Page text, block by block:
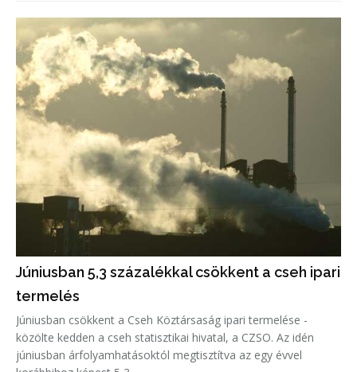
Júniusban 5,3 százalékkal csökkent a cseh ipari
termelés
Júniusban csökkent a Cseh Köztársaság ipari termelése -
közölte kedden a cseh statisztikai hivatal, a CZSO. Az idén
júniusban árfolyamhatásoktól megtisztítva az egy évvel